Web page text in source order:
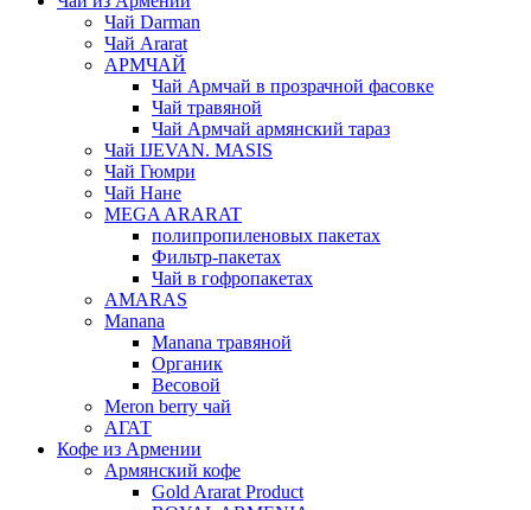
Чай Darman
Чай Ararat
АРМЧАЙ
Чай Армчай в прозрачной фасовке
Чай травяной
Чай Армчай армянский тараз
Чай IJEVAN. MASIS
Чай Гюмри
Чай Нане
MEGA ARARAT
полипропиленовых пакетах
Фильтр-пакетах
Чай в гофропакетах
AMARAS
Manana
Manana травяной
Органик
Весовой
Meron berry чай
АГАТ
Кофе из Армении
Армянский кофе
Gold Ararat Product